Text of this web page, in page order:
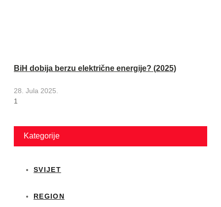
BiH dobija berzu električne energije? (2025)
28. Jula 2025.
Kategorije
SVIJET
REGION